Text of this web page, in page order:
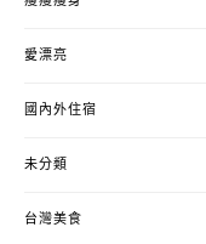
愛漂亮
國內外住宿
未分類
台灣美食